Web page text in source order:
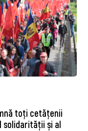
toți cetățenii
solidarității și al